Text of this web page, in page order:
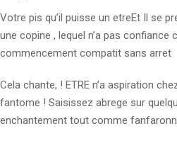
Votre pis qu’il puisse un etreEt Il se
une copine , lequel n’a pas confiance
commencement compatit sans arret
Cela chante, ! ETRE n’a aspiration
fantome ! Saisissez abrege sur
enchantement tout comme